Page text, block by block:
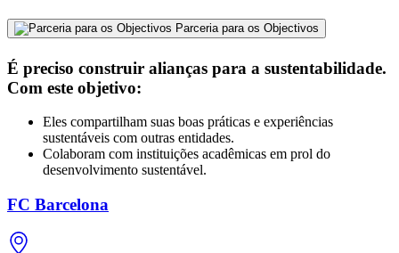
Parceria para os Objectivos
É preciso construir alianças para a sustentabilidade.
Com este objetivo:
Eles compartilham suas boas práticas e experiências
sustentáveis com outras entidades.
Colaboram com instituições acadêmicas em prol do
desenvolvimento sustentável.
FC Barcelona